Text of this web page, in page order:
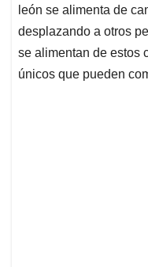
león se alimenta de
desplazando a otros
se alimentan de estos
únicos que pueden